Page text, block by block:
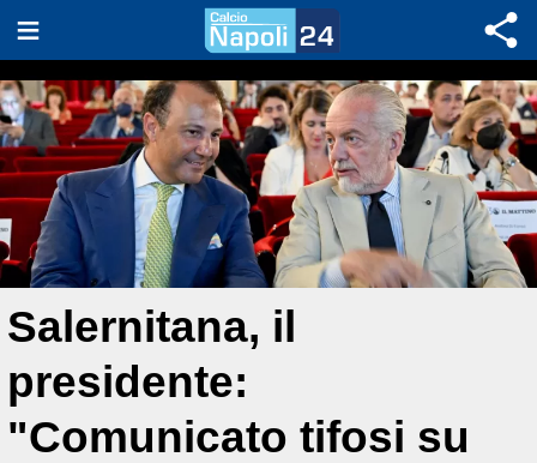
Salernitana, il
presidente:
"Comunicato tifosi su